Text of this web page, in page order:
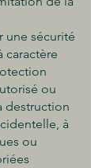
une sécurité
caractère
ou
destruction
à
ou